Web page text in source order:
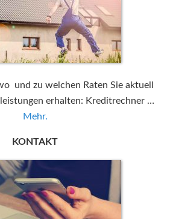
und zu welchen Raten Sie aktuell
erhalten: Kreditrechner …
Mehr.
KONTAKT